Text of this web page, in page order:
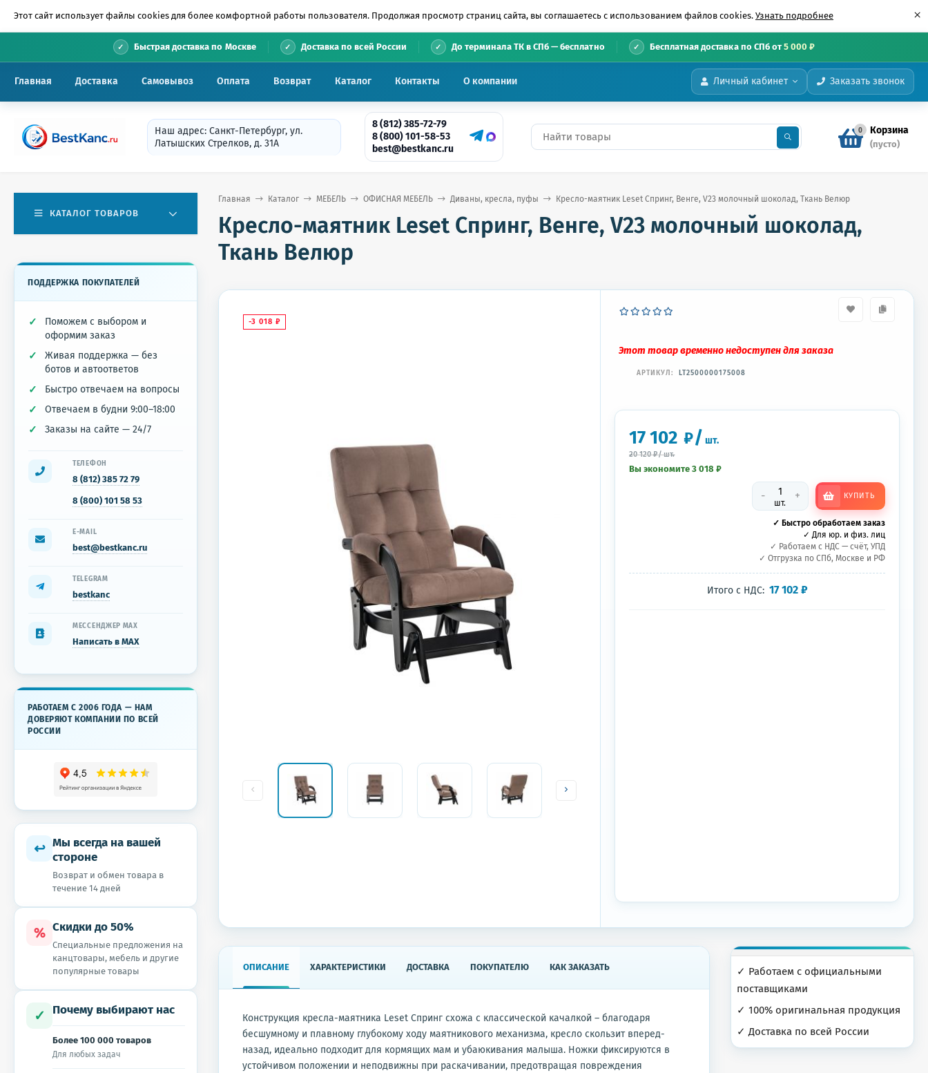
Этот сайт использует файлы cookies для более комфортной работы пользователя. Продолжая просмотр страниц сайта, вы соглашаетесь с использованием файлов cookies. Узнать подробнее ×
Быстрая доставка по Москве Доставка по всей России До терминала ТК в СПб — бесплатно Бесплатная доставка по СПб от5 000 ₽
Личный кабинет Заказать звонок
Главная Доставка Самовывоз Оплата Возврат Каталог Контакты О компании
Наш адрес: Санкт-Петербург, ул.
Латышских Стрелков, д. 31А
8 (812) 385-72-79
8 (800) 101-58-53
best@bestkanc.ru
0 Корзина
(пусто)
Главная Каталог МЕБЕЛЬ ОФИСНАЯ МЕБЕЛЬ Диваны, кресла, пуфы Кресло-маятник Leset Спринг, Венге, V23 молочный шоколад, Ткань Велюр
Кресло-маятник Leset Спринг, Венге, V23 молочный шоколад,
Ткань Велюр
-3 018 ₽
Этот товар временно недоступен для заказа
АРТИКУЛ: LT2500000175008
17 102 ₽/ шт.
20 120 ₽/шт.
Вы экономите 3 018₽
-
шт.
+ КУПИТЬ
✓ Быстро обработаем заказ
✓ Для юр. и физ. лиц
✓ Работаем с НДС — счёт, УПД
✓ Отгрузка по СПб, Москве и РФ
Итого с НДС: 17 102 ₽
ОПИСАНИЕ ХАРАКТЕРИСТИКИ ДОСТАВКА ПОКУПАТЕЛЮ КАК ЗАКАЗАТЬ
Конструкция кресла-маятника Leset Спринг схожа с классической качалкой – благодаря
бесшумному и плавному глубокому ходу маятникового механизма, кресло скользит вперед-
назад, идеально подходит для кормящих мам и убаюкивания малыша. Ножки фиксируются в
устойчивом положении и неподвижны при раскачивании, предотвращая повреждения
✓ Работаем с официальными
поставщиками
✓ 100% оригинальная продукция
✓ Доставка по всей России
КАТАЛОГ ТОВАРОВ
ПОДДЕРЖКА ПОКУПАТЕЛЕЙ
Поможем с выбором и
оформим заказ
Живая поддержка — без
ботов и автоответов
Быстро отвечаем на вопросы
Отвечаем в будни 9:00–18:00
Заказы на сайте — 24/7
ТЕЛЕФОН
8 (812) 385 72 79
8 (800) 101 58 53
E-MAIL
best@bestkanc.ru
TELEGRAM
bestkanc
МЕССЕНДЖЕР MAX
Написать в MAX
РАБОТАЕМ С 2006 ГОДА — НАМ
ДОВЕРЯЮТ КОМПАНИИ ПО ВСЕЙ
РОССИИ
↩ Мы всегда на вашей
стороне
Возврат и обмен товара в
течение 14 дней
% Скидки до 50%
Специальные предложения на
канцтовары, мебель и другие
популярные товары
✓ Почему выбирают нас
Более 100 000 товаров
Для любых задач